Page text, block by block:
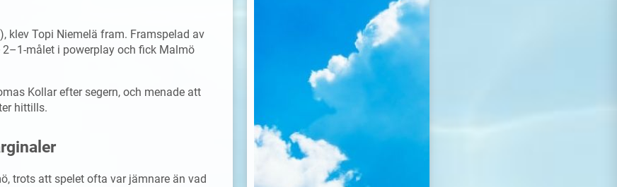
klev Topi Niemelä fram. Framspelad av
2–1-målet i powerplay och fick Malmö
Kollar efter segern, och menade att
hittills.
trots att spelet ofta var jämnare än vad